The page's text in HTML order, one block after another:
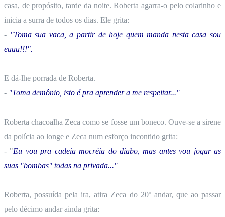
casa, de propósito, tarde da noite. Roberta agarra-o pelo colarinho e
inicia a surra de todos os dias. Ele grita:
- "Toma sua vaca, a partir de hoje quem manda nesta casa sou
euuu!!!".
E dá-lhe porrada de Roberta.
- "Toma demônio, isto é pra aprender a me respeitar..."
Roberta chacoalha Zeca como se fosse um boneco. Ouve-se a sirene
da polícia ao longe e Zeca num esforço incontido grita:
- "Eu vou pra cadeia mocréia do diabo, mas antes vou jogar as
suas "bombas" todas na privada..."
Roberta, possuída pela ira, atira Zeca do 20º andar, que ao passar
pelo décimo andar ainda grita: